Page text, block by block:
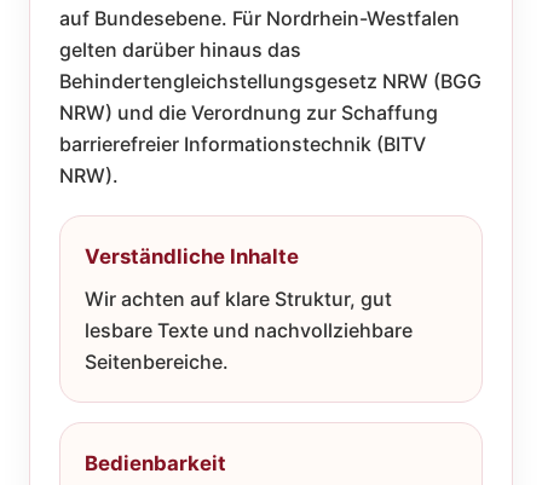
auf Bundesebene. Für Nordrhein-Westfalen
gelten darüber hinaus das
Behindertengleichstellungsgesetz NRW (BGG
NRW) und die Verordnung zur Schaffung
barrierefreier Informationstechnik (BITV
NRW).
Verständliche Inhalte
Wir achten auf klare Struktur, gut
lesbare Texte und nachvollziehbare
Seitenbereiche.
Bedienbarkeit